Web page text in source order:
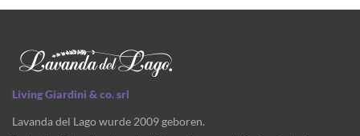
Living Giardini & co. srl
Lavanda del Lago wurde 2009 geboren.